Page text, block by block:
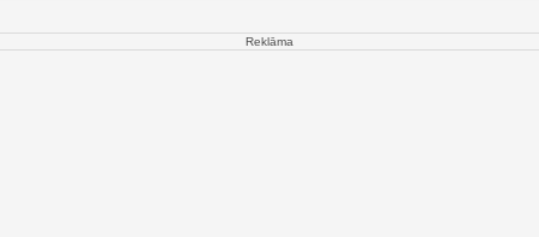
Reklāma